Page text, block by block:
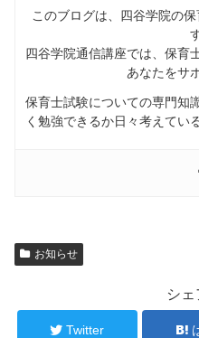
このブログは、四谷学院の
四谷学院通信講座では、 保育
あなたをサ
保育士試験についての専門知
く勉強できるか日々考えてい
お知らせ
シェ
Twitter